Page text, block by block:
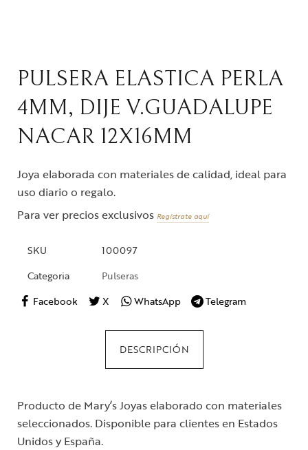
PULSERA ELASTICA PERLA
4MM, DIJE V.GUADALUPE
NACAR 12X16MM
Joya elaborada con materiales de calidad, ideal para
uso diario o regalo.
Para ver precios exclusivos Regístrate aquí
SKU
100097
Categoria
Pulseras
Facebook
X WhatsApp Telegram
DESCRIPCIÓN
Producto de Mary’s Joyas elaborado con materiales
seleccionados. Disponible para clientes en Estados
Unidos y España.